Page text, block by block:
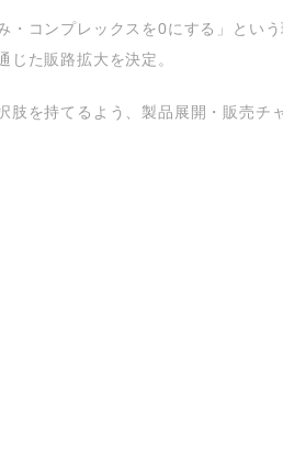
コンプレックスを0にする」という
た販路拡大を決定。
を持てるよう、製品展開・販売チ